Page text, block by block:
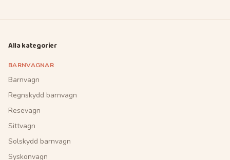
Alla kategorier
BARNVAGNAR
Barnvagn
Regnskydd barnvagn
Resevagn
Sittvagn
Solskydd barnvagn
Syskonvagn